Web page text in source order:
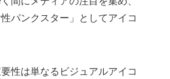
パンクスター」としてアイコ
性は単なるビジュアルアイコ